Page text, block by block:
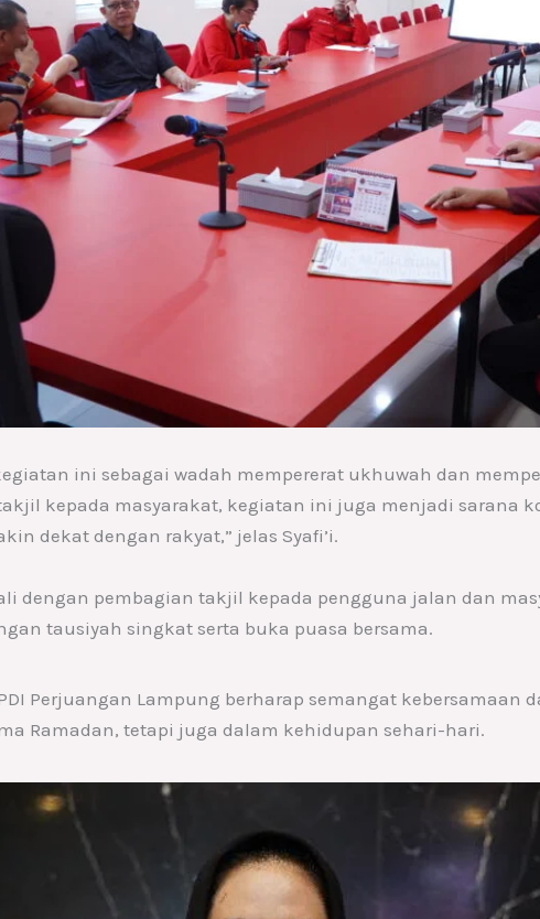
ini sebagai wadah mempererat ukhuwah dan
kepada masyarakat, kegiatan ini juga menjadi sarana
dekat dengan rakyat,” jelas Syafi’i.
dengan pembagian takjil kepada pengguna jalan dan
tausiyah singkat serta buka puasa bersama.
Perjuangan Lampung berharap semangat kebersamaan
Ramadan, tetapi juga dalam kehidupan sehari-hari.